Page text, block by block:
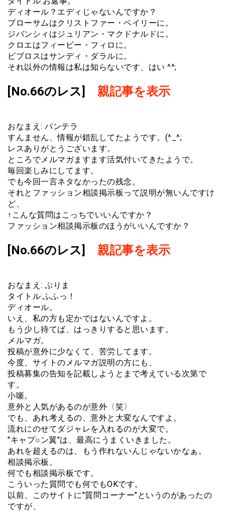
ディオール？エディじゃないんですか？
プローサムはクリストファー・ベイリーに。
ジバンシィはジュリアン・マクドナルドに。
クロエはフィービー・フィロに。
ビブロスはサンディ・ダラルに。
それ以外の情報は私は知らないです、はい ^^;
[No.66のレス] 親記事を表示
おなまえ: パンテラ
すんません、情報が錯乱してたようです。(^_^;
レスありがとうございます。
ところでメルマガますます活気付いてきたようで。
毎回楽しみにしてます。
でも今回一言ネタなかったの残念。
それとファッション相談掲示板って説明が無いんですけ
ど、
↑こんな質問はこっちでいいんですか？
ファッション相談掲示板のほうがいいんですか？
[No.66のレス] 親記事を表示
おなまえ: ぷりま
タイトル:ふふっ！
ディオール。
いえ、私の方も定かではないんですよ。
もう少し待てば、はっきりすると思います。
メルマガ。
投稿が意外に少なくて、苦労してます。
今度、サイトのメルマガ説明の方にも、
投稿募集の告知を記載しようとまで考えている次第で
す。
小噺。
意外と人気があるのが意外〈笑〉
でも、あれ考えるの、意外と大変なんですよ。
流れにのせてダジャレを入れるのが大変で。
"キャプ○ン翼"は、最高にうまくいきました。
あれを超えるのは、もう作れないんじゃないかなぁ。
相談掲示板。
何でも相談掲示板です。
こういった質問でも何でもOKです。
以前、このサイトに"質問コーナー"というのがあったの
ですが、